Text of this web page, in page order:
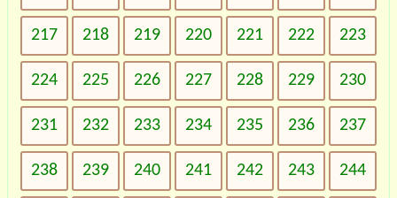
217 218 219 220 221 222 223
224 225 226 227 228 229 230
231 232 233 234 235 236 237
238 239 240 241 242 243 244